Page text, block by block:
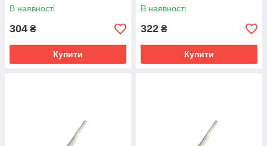
В наявності
304 ₴
Купити
В наявності
322 ₴
Купити